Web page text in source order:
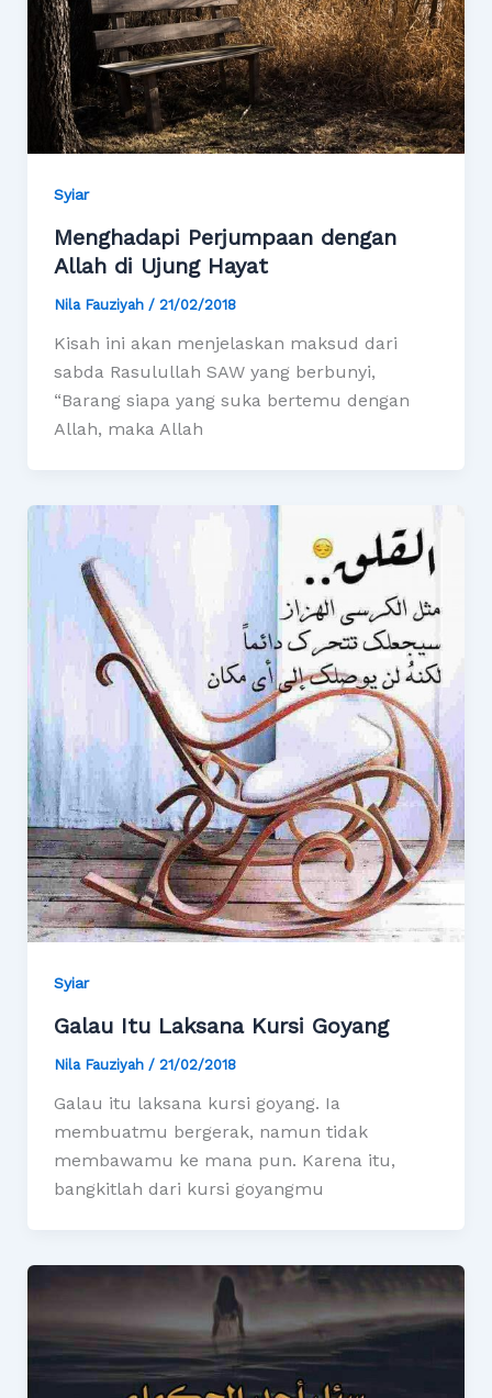
Syiar
Menghadapi Perjumpaan dengan
Allah di Ujung Hayat
Nila Fauziyah / 21/02/2018
Kisah ini akan menjelaskan maksud dari
sabda Rasulullah SAW yang berbunyi,
“Barang siapa yang suka bertemu dengan
Allah, maka Allah
Syiar
Galau Itu Laksana Kursi Goyang
Nila Fauziyah / 21/02/2018
Galau itu laksana kursi goyang. Ia
membuatmu bergerak, namun tidak
membawamu ke mana pun. Karena itu,
bangkitlah dari kursi goyangmu